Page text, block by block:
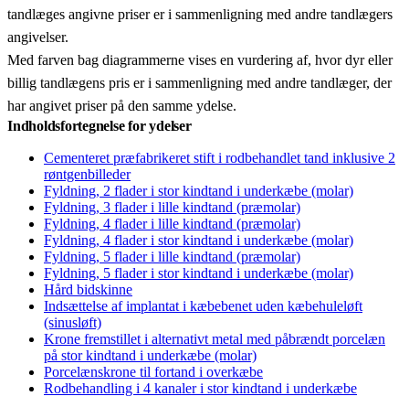
tandlæges angivne priser er i sammenligning med andre tandlægers
angivelser.
Med farven bag diagrammerne vises en vurdering af, hvor dyr eller
billig tandlægens pris er i sammenligning med andre tandlæger, der
har angivet priser på den samme ydelse.
Indholdsfortegnelse for ydelser
Cementeret præfabrikeret stift i rodbehandlet tand inklusive 2
røntgenbilleder
Fyldning, 2 flader i stor kindtand i underkæbe (molar)
Fyldning, 3 flader i lille kindtand (præmolar)
Fyldning, 4 flader i lille kindtand (præmolar)
Fyldning, 4 flader i stor kindtand i underkæbe (molar)
Fyldning, 5 flader i lille kindtand (præmolar)
Fyldning, 5 flader i stor kindtand i underkæbe (molar)
Hård bidskinne
Indsættelse af implantat i kæbebenet uden kæbehuleløft
(sinusløft)
Krone fremstillet i alternativt metal med påbrændt porcelæn
på stor kindtand i underkæbe (molar)
Porcelænskrone til fortand i overkæbe
Rodbehandling i 4 kanaler i stor kindtand i underkæbe